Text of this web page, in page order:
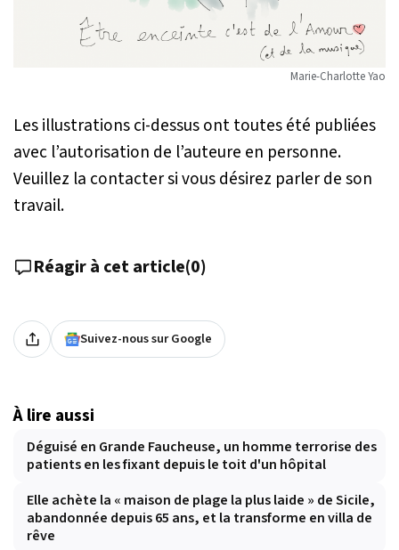
Marie-Charlotte Yao
Les illustrations ci-dessus ont toutes été publiées
avec l’autorisation de l’auteure en personne.
Veuillez la contacter si vous désirez parler de son
travail.
Réagir à cet article(0)
Suivez-nous sur Google
À lire aussi
Déguisé en Grande Faucheuse, un homme terrorise des
patients en les fixant depuis le toit d'un hôpital
Elle achète la « maison de plage la plus laide » de Sicile,
abandonnée depuis 65 ans, et la transforme en villa de
rêve